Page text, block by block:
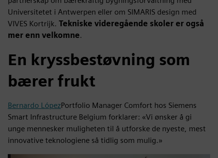
Universitetet i Antwerpen eller om SIMARIS design med
VIVES Kortrijk. Tekniske videregående skoler er også
mer enn velkomne.
En kryssbestøvning som
bærer frukt
Bernardo LópezPortfolio Manager Comfort hos Siemens
Smart Infrastructure Belgium forklarer: «Vi ønsker å gi
unge mennesker muligheten til å utforske de nyeste, mest
innovative teknologiene så tidlig som mulig.»